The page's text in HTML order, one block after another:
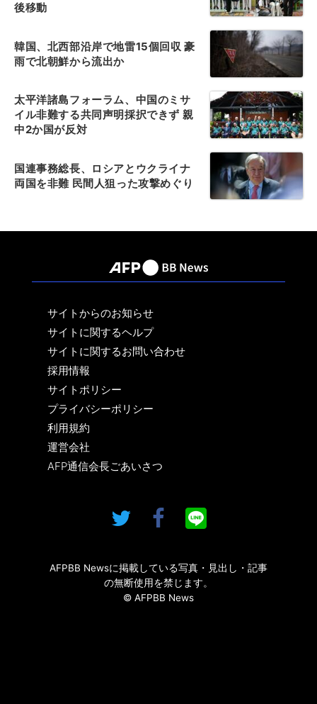
後移動
韓国、北西部沿岸で地雷15個回収 豪
雨で北朝鮮から流出か
太平洋諸島フォーラム、中国のミサ
イル非難する共同声明採択できず 親
中2か国が反対
国連事務総長、ロシアとウクライナ
両国を非難 民間人狙った攻撃めぐり
サイトからのお知らせ
サイトに関するヘルプ
サイトに関するお問い合わせ
採用情報
サイトポリシー
プライバシーポリシー
利用規約
運営会社
AFP通信会長ごあいさつ
AFPBB Newsに掲載している写真・見出し・記事
の無断使用を禁じます。
© AFPBB News